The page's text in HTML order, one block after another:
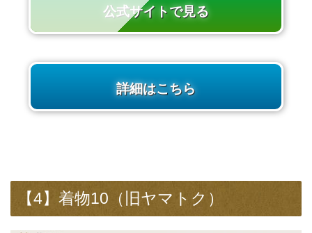
公式サイトで見る
詳細はこちら
【4】着物10（旧ヤマトク）